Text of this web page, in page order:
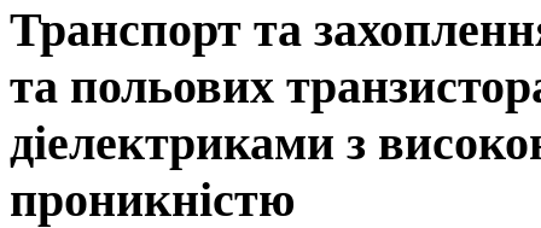
Транспорт та
та польових
діелектриками з
проникністю